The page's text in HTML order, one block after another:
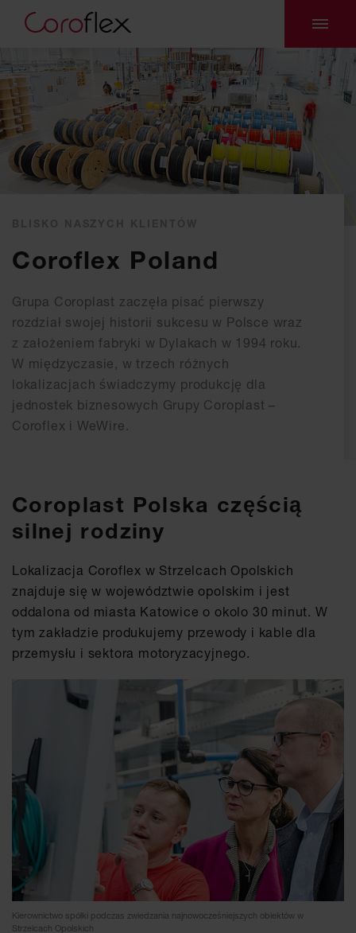
Coroflex Poland
Grupa Coroplast zaczęła pisać pierwszy
rozdział swojej historii sukcesu w Polsce wraz
z założeniem fabryki w Dylakach w 1994 roku.
W międzyczasie, w trzech różnych
lokalizacjach świadczymy produkcję dla
jednostek biznesowych Grupy Coroplast –
Coroflex i WeWire.
Coroplast Polska częścią
silnej rodziny
Lokalizacja Coroflex w Strzelcach Opolskich
znajduje się w województwie opolskim i jest
oddalona od miasta Katowice o okolo 30 minut. W
tym zakładzie produkujemy przewody i kable dla
przemysłu i sektora motoryzacyjnego.
Kierownictwo spółki podczas zwiedzania najnowocześniejszych obiektów w
Strzelcach Opolskich